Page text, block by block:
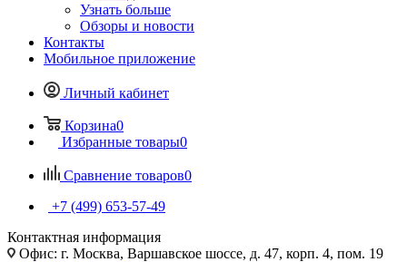
Узнать больше
Обзоры и новости
Контакты
Мобильное приложение
Личный кабинет
Корзина0
Избранные товары0
Сравнение товаров0
+7 (499) 653-57-49
Контактная информация
Офис: г. Москва, Варшавское шоссе, д. 47, корп. 4, пом. 19